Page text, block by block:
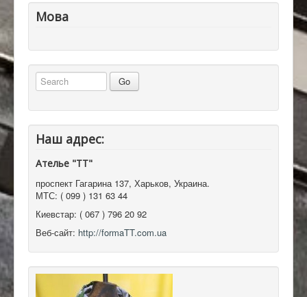
Мова
Наш адрес:
Ателье "ТТ"
проспект Гагарина 137, Харьков, Украина.
МТС: ( 099 ) 131 63 44
Киевстар: ( 067 ) 796 20 92
Веб-сайт: http://formaTT.com.ua